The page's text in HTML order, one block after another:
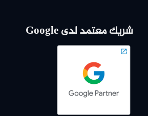
شريك معتمد لدى Google